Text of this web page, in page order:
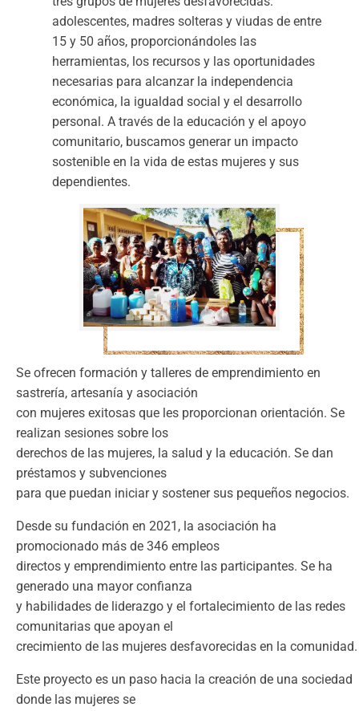
adolescentes, madres solteras y viudas de entre
15 y 50 años, proporcionándoles las
herramientas, los recursos y las oportunidades
necesarias para alcanzar la independencia
económica, la igualdad social y el desarrollo
personal. A través de la educación y el apoyo
comunitario, buscamos generar un impacto
sostenible en la vida de estas mujeres y sus
dependientes.
Se ofrecen formación y talleres de emprendimiento en
sastrería, artesanía y asociación
con mujeres exitosas que les proporcionan orientación. Se
realizan sesiones sobre los
derechos de las mujeres, la salud y la educación. Se dan
préstamos y subvenciones
para que puedan iniciar y sostener sus pequeños negocios.
Desde su fundación en 2021, la asociación ha
promocionado más de 346 empleos
directos y emprendimiento entre las participantes. Se ha
generado una mayor confianza
y habilidades de liderazgo y el fortalecimiento de las redes
comunitarias que apoyan el
crecimiento de las mujeres desfavorecidas en la comunidad.
Este proyecto es un paso hacia la creación de una sociedad
donde las mujeres se